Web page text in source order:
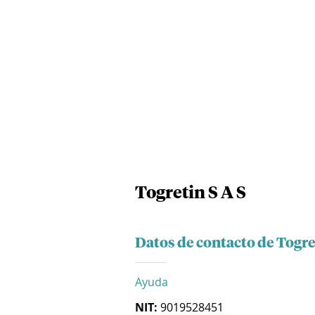
Togretin S A S
Datos de contacto de
Ayuda
NIT: 9019528451